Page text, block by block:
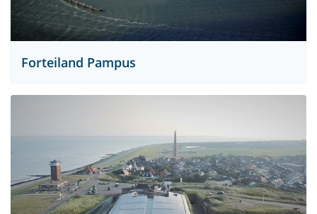
Forteiland Pampus